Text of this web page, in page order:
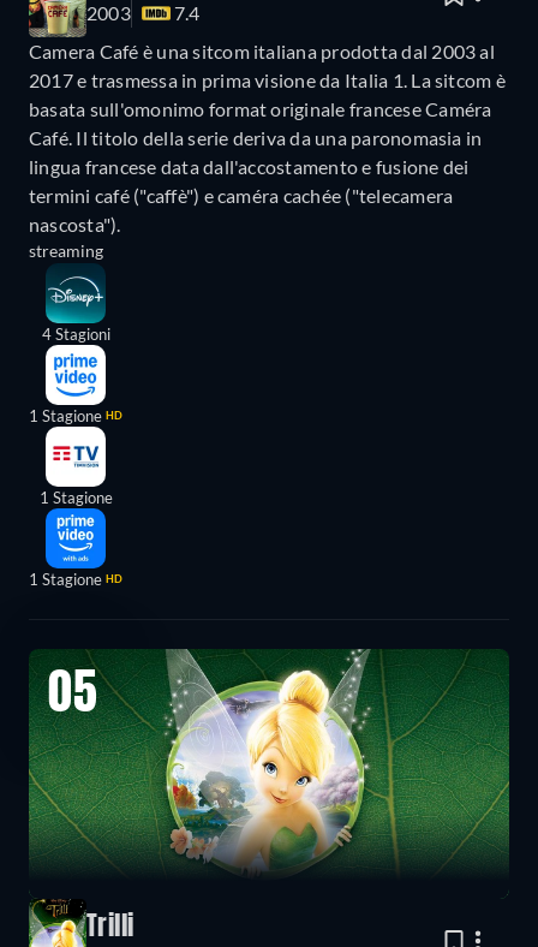
2003
7.4
Camera Café è una sitcom italiana prodotta dal 2003 al
2017 e trasmessa in prima visione da Italia 1. La sitcom è
basata sull'omonimo format originale francese Caméra
Café. Il titolo della serie deriva da una paronomasia in
lingua francese data dall'accostamento e fusione dei
termini café ("caffè") e caméra cachée ("telecamera
nascosta").
streaming
4 Stagioni
1 Stagione HD
1 Stagione
1 Stagione HD
05
Trilli